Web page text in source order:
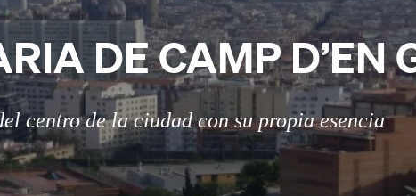
DE CAMP D’EN
centro de la ciudad con su propia esencia